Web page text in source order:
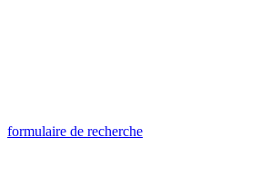
formulaire de recherche